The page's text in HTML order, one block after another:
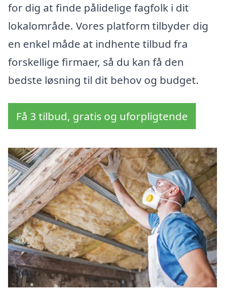
for dig at finde pålidelige fagfolk i dit
lokalområde. Vores platform tilbyder dig
en enkel måde at indhente tilbud fra
forskellige firmaer, så du kan få den
bedste løsning til dit behov og budget.
Få 3 tilbud, gratis og uforpligtende